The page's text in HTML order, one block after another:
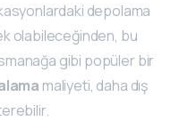
depolama
olabileceğinden, bu
gibi popüler bir
maliyeti, daha dış